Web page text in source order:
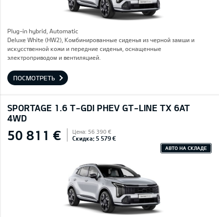
Plug-in hybrid, Automatic
Deluxe White (HW2), Комбинированные сиденья из черной замши и
искусственной кожи и передние сиденья, оснащенные
электроприводом и вентиляцией.
ПОСМОТРЕТЬ
SPORTAGE 1.6 T-GDI PHEV GT-LINE TX 6AT
4WD
50 811 € Цена: 56 390 €
Скидка: 5 579 €
АВТО НА СКЛАДЕ